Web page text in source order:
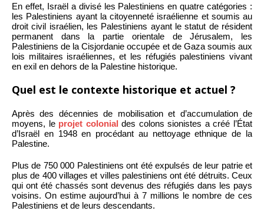
En effet, Israël a divisé les Palestiniens en quatre catégories :
les Palestiniens ayant la citoyenneté israélienne et soumis au
droit civil israélien, les Palestiniens ayant le statut de résident
permanent dans la partie orientale de Jérusalem, les
Palestiniens de la Cisjordanie occupée et de Gaza soumis aux
lois militaires israéliennes, et les réfugiés palestiniens vivant
en exil en dehors de la Palestine historique.
Quel est le contexte historique et actuel ?
Après des décennies de mobilisation et d’accumulation de
moyens, le projet colonial des colons sionistes a créé l’État
d’Israël en 1948 en procédant au nettoyage ethnique de la
Palestine.
Plus de 750 000 Palestiniens ont été expulsés de leur patrie et
plus de 400 villages et villes palestiniens ont été détruits. Ceux
qui ont été chassés sont devenus des réfugiés dans les pays
voisins. On estime aujourd’hui à 7 millions le nombre de ces
Palestiniens et de leurs descendants.